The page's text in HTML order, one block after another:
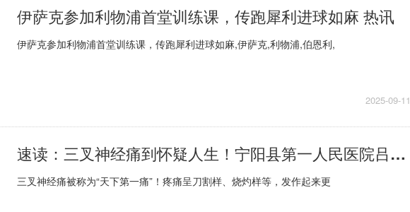
伊萨克参加利物浦首堂训练课，传跑犀利进球如麻 热讯
伊萨克参加利物浦首堂训练课，传跑犀利进球如麻,伊萨克,利物浦,伯恩利,
2025-09-11
速读：三叉神经痛到怀疑人生！宁阳县第一人民医院吕文明医生巧用小球囊轻松解除
三叉神经痛被称为“天下第一痛”！疼痛呈刀割样、烧灼样等，发作起来更